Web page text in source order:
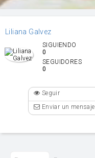
Liliana Galvez
SIGUIENDO
0
SEGUIDORES
0
Seguir
Enviar un mensaje